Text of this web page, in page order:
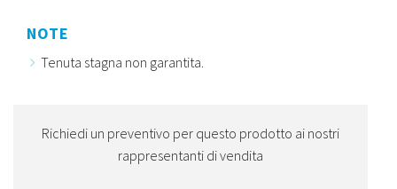
NOTE
Tenuta stagna non garantita.
Richiedi un preventivo per questo prodotto ai nostri
rappresentanti di vendita